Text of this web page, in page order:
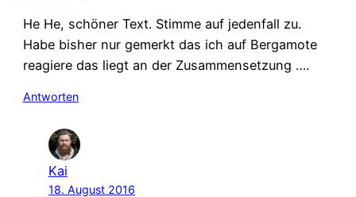
He He, schöner Text. Stimme auf jedenfall zu.
Habe bisher nur gemerkt das ich auf Bergamote
reagiere das liegt an der Zusammensetzung ….
Antworten
Kai
18. August 2016